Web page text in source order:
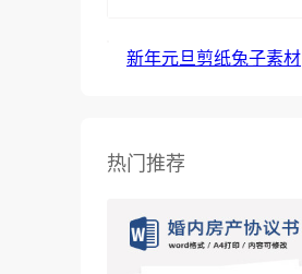
新年元旦剪纸兔子素材
热门推荐